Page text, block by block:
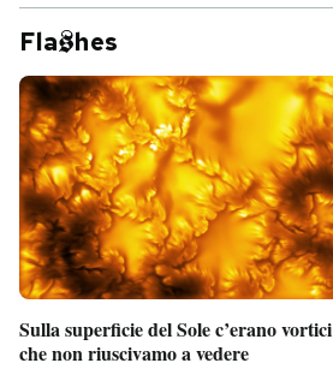
Fla hes
Sulla superficie del Sole c’erano vortici
che non riuscivamo a vedere